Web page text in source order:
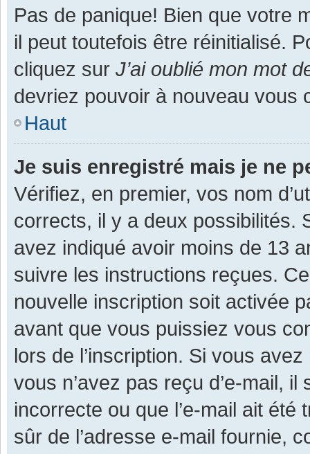
Pas de panique! Bien que votre
il peut toutefois être réinitialisé.
cliquez sur J’ai oublié mon mot
devriez pouvoir à nouveau vous
Haut
Je suis enregistré mais je ne
Vérifiez, en premier, vos nom
corrects, il y a deux possibilités.
avez indiqué avoir moins de 13
suivre les instructions reçues.
nouvelle inscription soit activée
avant que vous puissiez vous
lors de l’inscription. Si vous
vous n’avez pas reçu d’e-mail,
incorrecte ou que l’e-mail ait
sûr de l’adresse e-mail fournie,